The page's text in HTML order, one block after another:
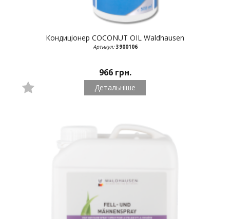
Кондиціонер COCONUT OIL Waldhausen
Артикул:3900106
966 грн.
Детальніше